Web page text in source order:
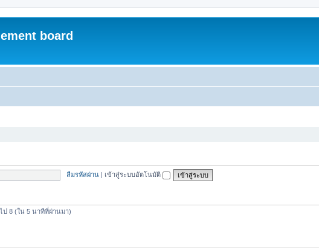
board
ลืมรหัสผ่าน | เข้าสู่ระบบอัตโนมัติ
ป 8 (ใน 5 นาทีที่ผ่านมา)